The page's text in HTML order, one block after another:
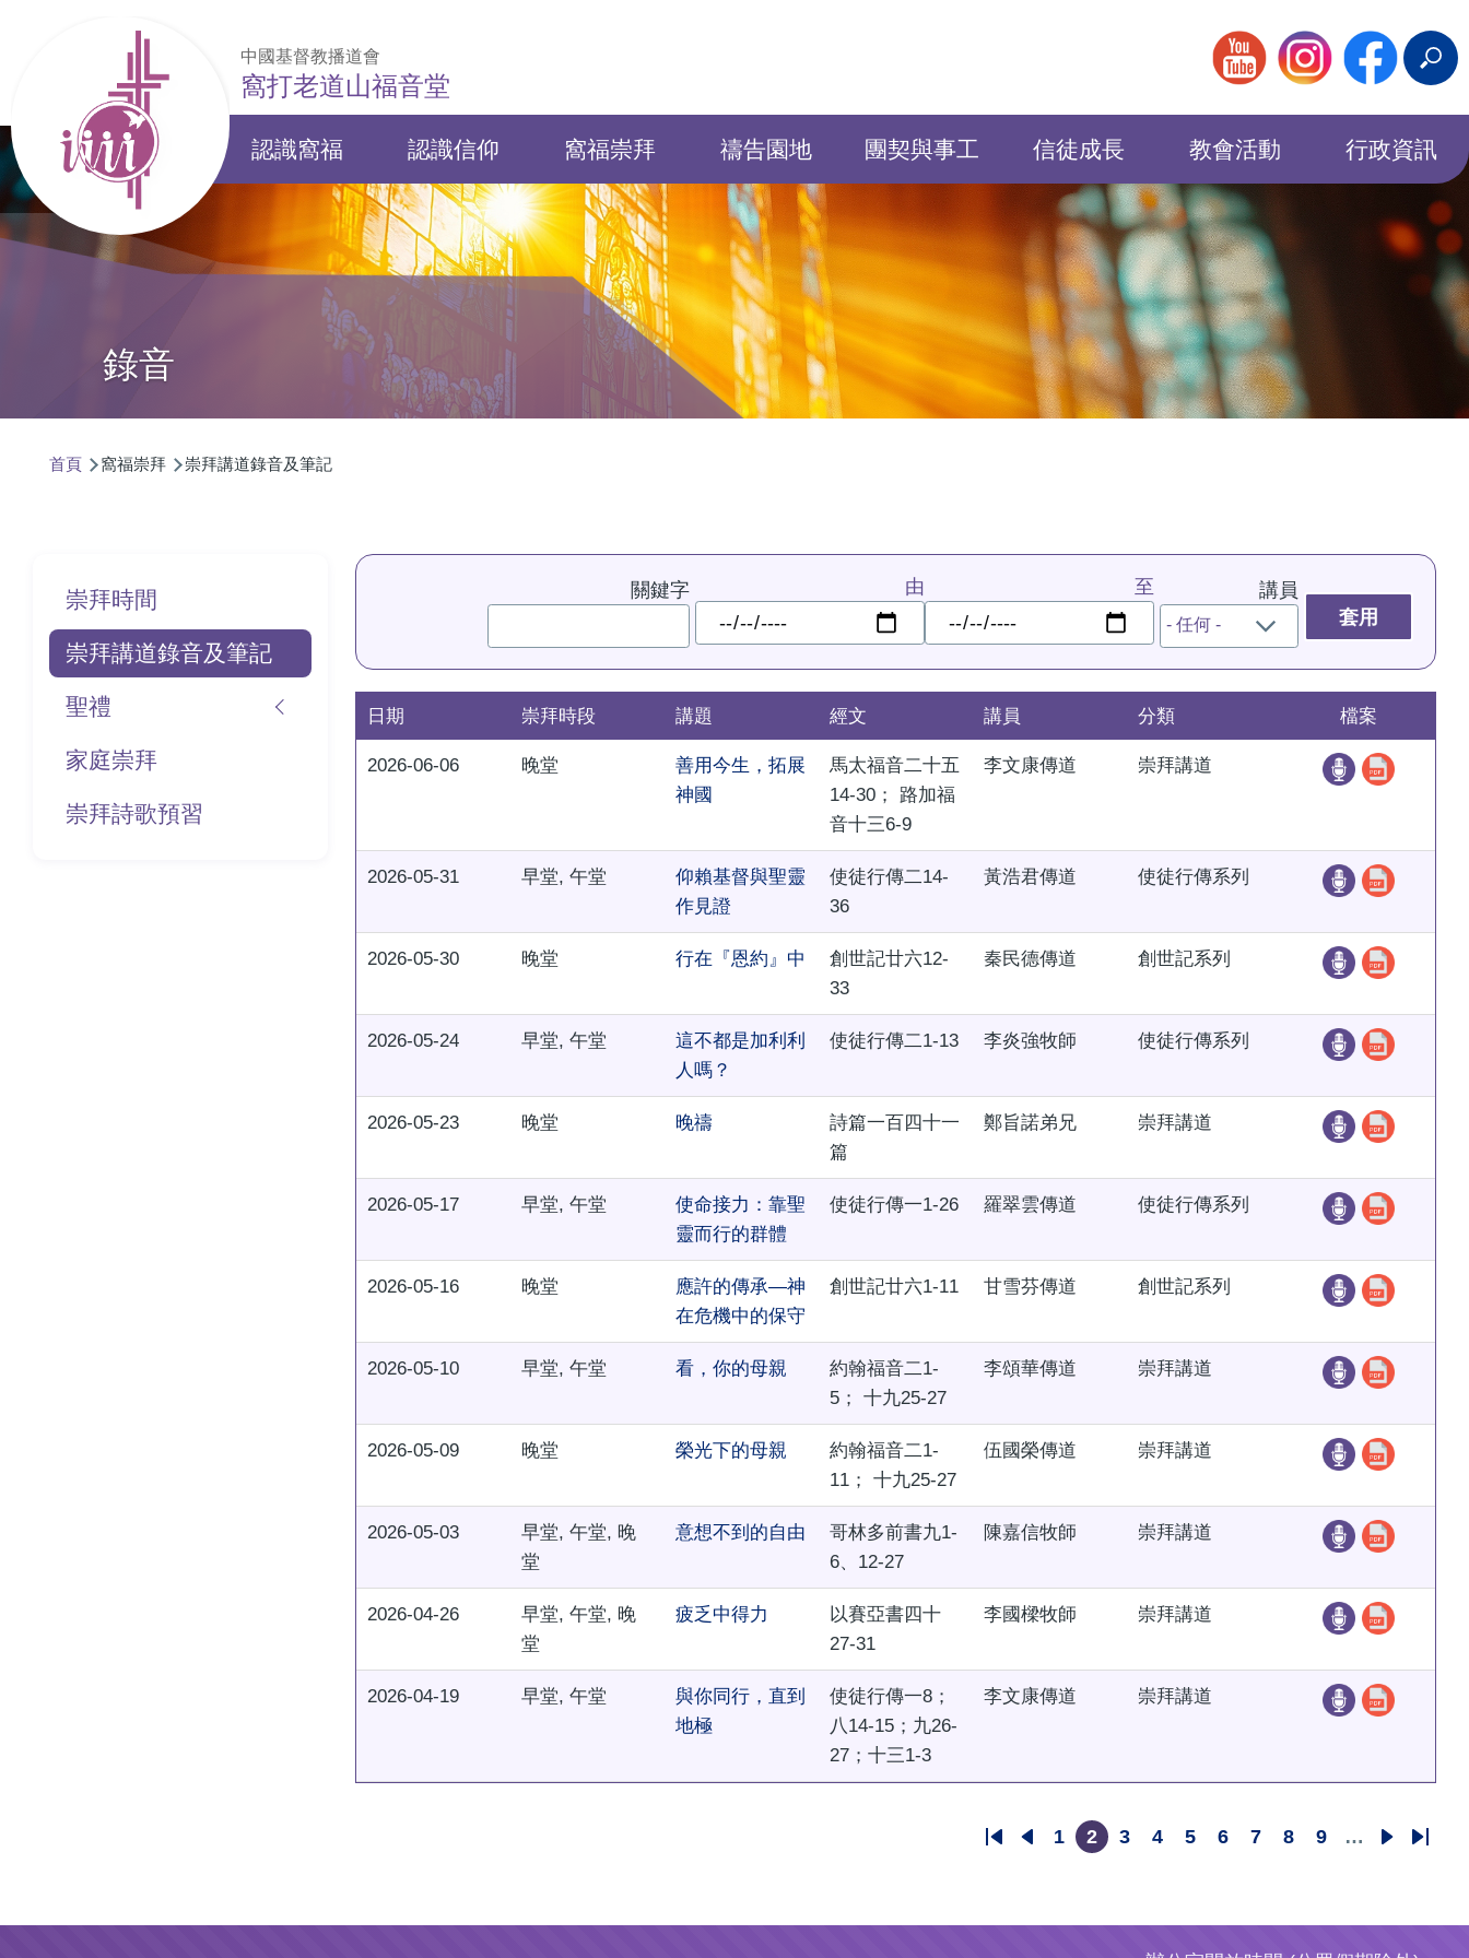
中國基督教播道會
窩打老道山福音堂
搜
尋
Main
navigation
認識窩福 認識信仰 窩福崇拜 禱告園地 團契與事工 信徒成長 教會活動 行政資訊
錄音
導
首頁 窩福崇拜 崇拜講道錄音及筆記
關鍵字
由
期
至
期
講員
日期
2026-06-06
崇拜時段
晚堂
講題
善用今生，拓展
神國
經文
馬太福音二十五
14-30； 路加福
音十三6-9
講員
李文康傳道
分類
崇拜講道
檔案
2026-05-31 早堂, 午堂
仰賴基督與聖靈
作見證
使徒行傳二14-
36
黃浩君傳道 使徒行傳系列
2026-05-30 晚堂 行在『恩約』中
創世記廿六12-
33
秦民德傳道 創世記系列
2026-05-24 早堂, 午堂
這不都是加利利
人嗎？
使徒行傳二1-13 李炎強牧師 使徒行傳系列
2026-05-23 晚堂 晚禱
詩篇一百四十一
篇
鄭旨諾弟兄 崇拜講道
2026-05-17 早堂, 午堂
使命接力：靠聖
靈而行的群體
使徒行傳一1-26 羅翠雲傳道 使徒行傳系列
2026-05-16 晚堂
應許的傳承—神
在危機中的保守
創世記廿六1-11 甘雪芬傳道 創世記系列
2026-05-10 早堂, 午堂 看，你的母親
約翰福音二1-
5； 十九25-27
李頌華傳道 崇拜講道
2026-05-09 晚堂 榮光下的母親
約翰福音二1-
11； 十九25-27
伍國榮傳道 崇拜講道
2026-05-03
早堂, 午堂, 晚
堂
意想不到的自由
哥林多前書九1-
6、12-27
陳嘉信牧師 崇拜講道
2026-04-26
早堂, 午堂, 晚
堂
疲乏中得力
以賽亞書四十
27-31
李國樑牧師 崇拜講道
2026-04-19 早堂, 午堂
與你同行，直到
地極
使徒行傳一8；
八14-15；九26-
27；十三1-3
李文康傳道 崇拜講道
Previous
1
目
頁
2
3
4
5
6
7
8
9
…
頁
navigation
崇拜時間
崇拜講道錄音及筆記
聖禮
家庭崇拜
崇拜詩歌預習